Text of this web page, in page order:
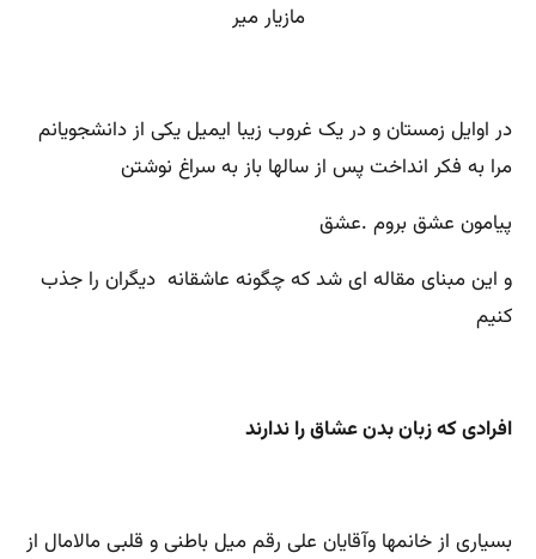
مازیار میر
در اوایل زمستان و در یک غروب زیبا ایمیل یکی از دانشجویانم
مرا به فکر انداخت پس از سالها باز به سراغ نوشتن
پیامون عشق بروم .عشق
و این مبنای مقاله ای شد که چگونه عاشقانه دیگران را جذب
کنیم
افرادی که زبان بدن عشاق را ندارند
بسیاری از خانمها وآقایان علی رقم میل باطنی و قلبی مالامال از